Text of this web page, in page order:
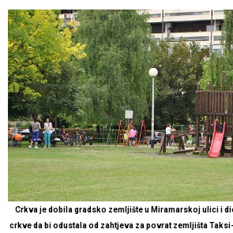
Crkva je dobila gradsko zemljište u Miramarskoj ulici i
crkve da bi odustala od zahtjeva za povrat zemljišta